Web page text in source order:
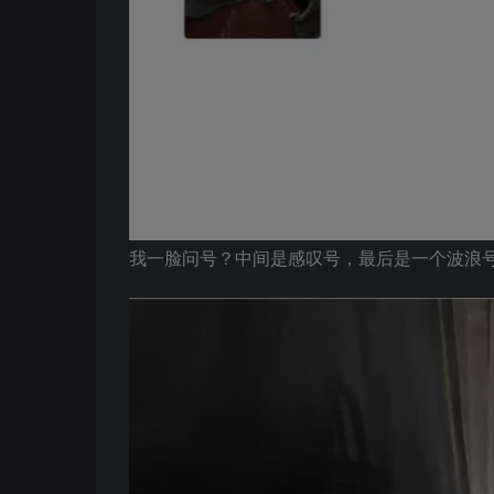
我一脸问号？中间是感叹号，最后是一个波浪